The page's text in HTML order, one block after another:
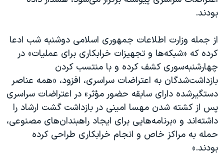
بودند.
از جمله وزارت اطلاعات جمهوری اسلامی دوشنبه شب ادعا
کرده که «شبکه‌ها و تجهیزات خرابکاری برای عملیات» در
چهارشنبه‌سوری کشف کرده و با منتسب کردن
بازداشت‌شدگان به اعتراضات سراسری، افزود، «همه عناصر
دستگیرشده دارای سابقه حضور مؤثر» در اعتراضات سراسری
پس از کشته شدن مهسا امینی در بازداشت گشت ارشاد را
داشته‌اند و «برنامه‌هایی برای ایجاد راهبندان‌های مصنوعی،
حمله به مراکز خاص و انجام خرابکاری طراحی کرده
بودند.»